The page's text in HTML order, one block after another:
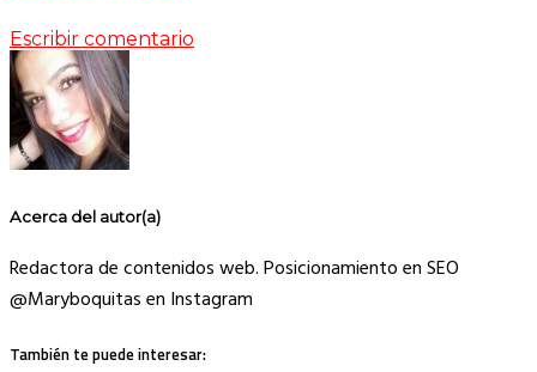
Escribir comentario
Acerca del autor(a)
Redactora de contenidos web. Posicionamiento en SEO
@Maryboquitas en Instagram
También te puede interesar: